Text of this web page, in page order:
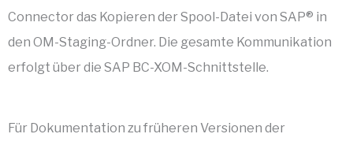
Connector das Kopieren der Spool-Datei von SAP® in
den OM-Staging-Ordner. Die gesamte Kommunikation
erfolgt über die SAP BC-XOM-Schnittstelle.
Für Dokumentation zu früheren Versionen der